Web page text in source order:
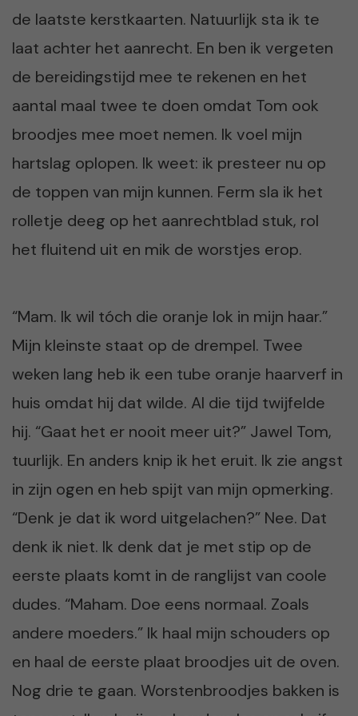
de laatste kerstkaarten. Natuurlijk sta ik te
laat achter het aanrecht. En ben ik vergeten
de bereidingstijd mee te rekenen en het
aantal maal twee te doen omdat Tom ook
broodjes mee moet nemen. Ik voel mijn
hartslag oplopen. Ik weet: ik presteer nu op
de toppen van mijn kunnen. Ferm sla ik het
rolletje deeg op het aanrechtblad stuk, rol
het fluitend uit en mik de worstjes erop.
“Mam. Ik wil tóch die oranje lok in mijn haar.”
Mijn kleinste staat op de drempel. Twee
weken lang heb ik een tube oranje haarverf in
huis omdat hij dat wilde. Al die tijd twijfelde
hij. “Gaat het er nooit meer uit?” Jawel Tom,
tuurlijk. En anders knip ik het eruit. Ik zie angst
in zijn ogen en heb spijt van mijn opmerking.
“Denk je dat ik word uitgelachen?” Nee. Dat
denk ik niet. Ik denk dat je met stip op de
eerste plaats komt in de ranglijst van coole
dudes. “Maham. Doe eens normaal. Zoals
andere moeders.” Ik haal mijn schouders op
en haal de eerste plaat broodjes uit de oven.
Nog drie te gaan. Worstenbroodjes bakken is